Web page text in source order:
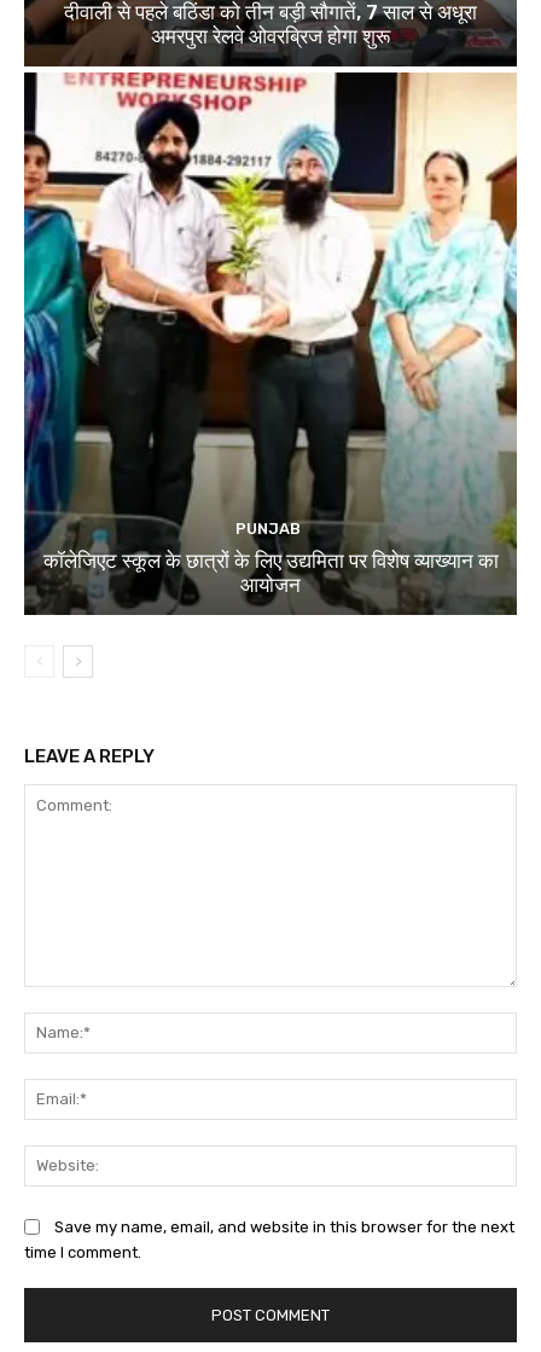
दीवाली से पहले बठिंडा को तीन बड़ी सौगातें, 7 साल से अधूरा
अमरपुरा रेलवे ओवरब्रिज होगा शुरू
PUNJAB
कॉलेजिएट स्कूल के छात्रों के लिए उद्यमिता पर विशेष व्याख्यान का
आयोजन
LEAVE A REPLY
Save my name, email, and website in this browser for the next
time I comment.